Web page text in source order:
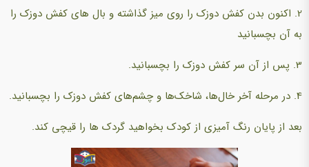
2. اکنون بدن کفش دوزک را روی میز گذاشته و بال های کفش دوزک را
به آن بچسبانید
3. پس از آن سر کفش دوزک را بچسبانید.
4. در مرحله آخر خال‌ها، شاخک‌ها و چشم‌های کفش دوزک را بچسبانید.
بعد از پایان رنگ آمیزی از کودک بخواهید گردک ها را قیچی کند.